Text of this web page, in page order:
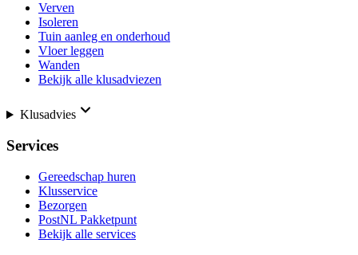
Verven
Isoleren
Tuin aanleg en onderhoud
Vloer leggen
Wanden
Bekijk alle klusadviezen
Klusadvies
Services
Gereedschap huren
Klusservice
Bezorgen
PostNL Pakketpunt
Bekijk alle services